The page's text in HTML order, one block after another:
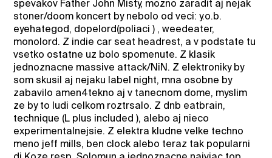
spevakov Father John Misty, mozno zaradit aj nejak
stoner/doom koncert by nebolo od veci: y.o.b.
eyehategod, dopelord(poliaci ) , weedeater,
monolord. Z indie car seat headrest, a v podstate tu
vsetko ostatne uz bolo spomenute. Z klasik
jednoznacne massive attack/NiN. Z elektroniky by
som skusil aj nejaku label night, mna osobne by
zabavilo amen4tekno aj v tanecnom dome, myslim
ze by to ludi celkom roztrsalo. Z dnb eatbrain,
technique (L plus included ), alebo aj nieco
experimentalnejsie. Z elektra kludne velke techno
meno jeff mills, ben clock alebo teraz tak popularni